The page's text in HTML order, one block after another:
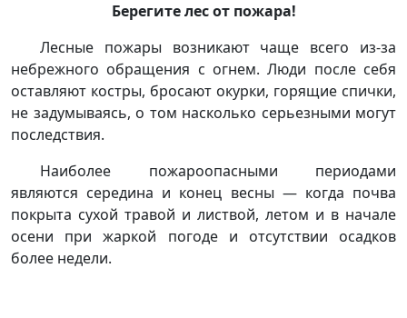
Берегите лес от пожара!
Лесные пожары возникают чаще всего из-за
небрежного обращения с огнем. Люди после себя
оставляют костры, бросают окурки, горящие спички,
не задумываясь, о том насколько серьезными могут
последствия.
Наиболее пожароопасными периодами
являются середина и конец весны — когда почва
покрыта сухой травой и листвой, летом и в начале
осени при жаркой погоде и отсутствии осадков
более недели.